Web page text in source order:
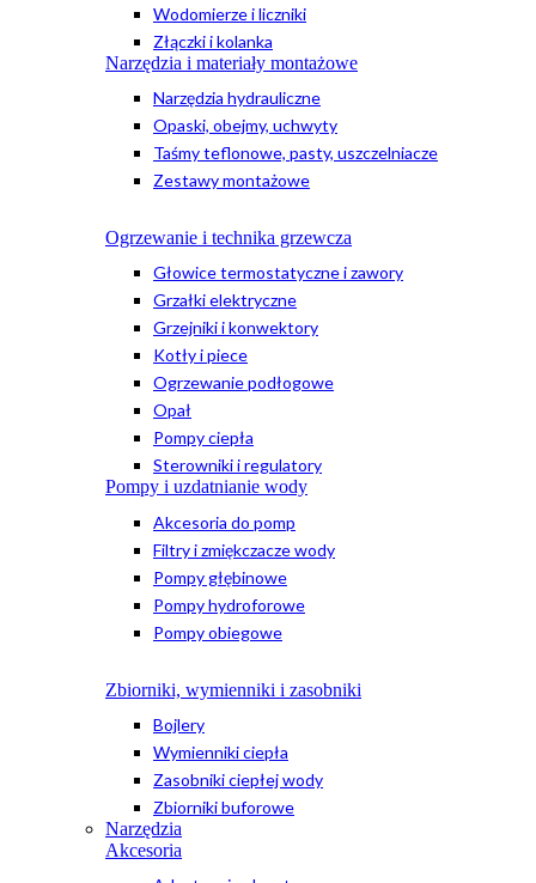
Wodomierze i liczniki
Złączki i kolanka
Narzędzia i materiały montażowe
Narzędzia hydrauliczne
Opaski, obejmy, uchwyty
Taśmy teflonowe, pasty, uszczelniacze
Zestawy montażowe
Ogrzewanie i technika grzewcza
Głowice termostatyczne i zawory
Grzałki elektryczne
Grzejniki i konwektory
Kotły i piece
Ogrzewanie podłogowe
Opał
Pompy ciepła
Sterowniki i regulatory
Pompy i uzdatnianie wody
Akcesoria do pomp
Filtry i zmiękczacze wody
Pompy głębinowe
Pompy hydroforowe
Pompy obiegowe
Zbiorniki, wymienniki i zasobniki
Bojlery
Wymienniki ciepła
Zasobniki ciepłej wody
Zbiorniki buforowe
Narzędzia
Akcesoria